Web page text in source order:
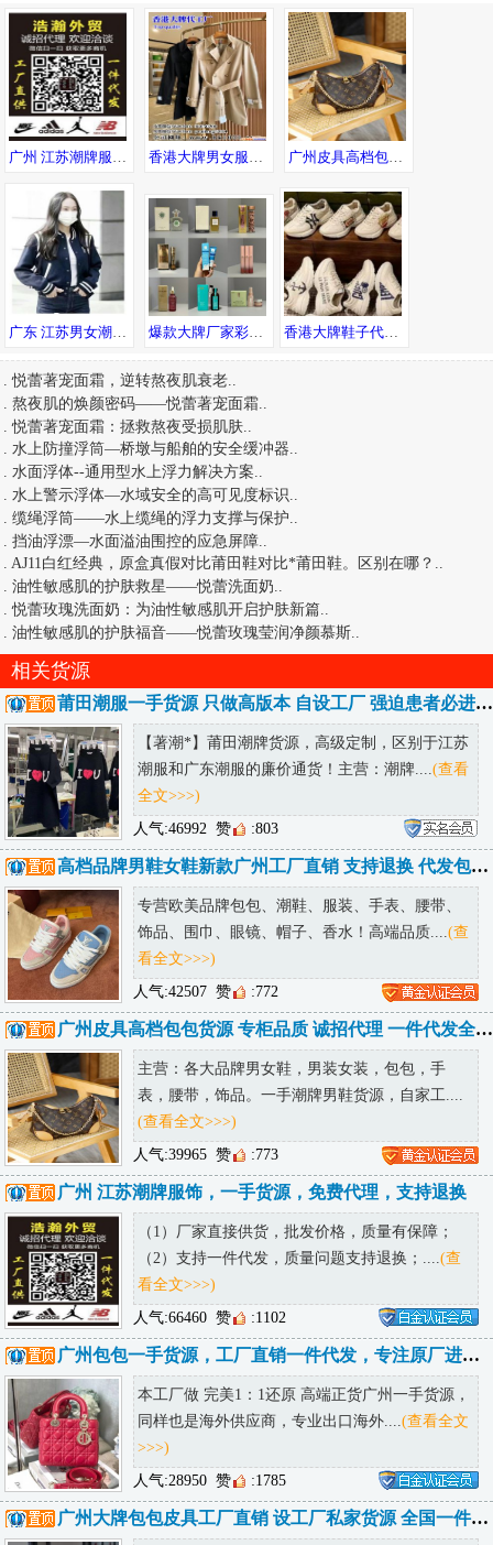
广州 江苏潮牌服饰，一手货源，免费代理，支持退换 香港大牌男女服装代工厂 配专柜包装 欢迎海外代购合作 广州皮具高档包包货源 专柜品质 诚招代理 一件代发全球可达
广东 江苏男女潮牌服饰 工厂直发供货 一手货源 一件代发售后无忧 爆款大牌厂家彩妆护肤品香水口红化妆品仓库一件代发 香港大牌鞋子代工厂 专柜同步更新 支持一件代发
.悦蕾著宠面霜，逆转熬夜肌衰老
.熬夜肌的焕颜密码——悦蕾著宠面霜
.悦蕾著宠面霜：拯救熬夜受损肌肤
.水上防撞浮筒—桥墩与船舶的安全缓冲器..
.水面浮体--通用型水上浮力解决方案..
.水上警示浮体—水域安全的高可见度标识
.缆绳浮筒——水上缆绳的浮力支撑与保护
.挡油浮漂—水面溢油围控的应急屏障
.AJ11白红经典，原盒真假对比莆田鞋对比*莆田鞋。区别在哪？ ..
.油性敏感肌的护肤救星——悦蕾洗面奶..
.悦蕾玫瑰洗面奶：为油性敏感肌开启护肤新篇
.油性敏感肌的护肤福音——悦蕾玫瑰莹润净颜慕斯
相关货源
莆田潮服一手货源 只做高版本 自设工厂 强迫患者必进 低端勿进
【著潮*】莆田潮牌货源，高级定制，区别于江苏
潮服和广东潮服的廉价通货！主营：潮牌.... (查看
全文>>>)
人气:46992 赞 :803
高档品牌男鞋女鞋新款广州工厂直销 支持退换 代发包邮 诚招代理
专营欧美品牌包包、潮鞋、服装、手表、腰带、
饰品、围巾、眼镜、帽子、香水！高端品质.... (查
看全文>>>)
人气:42507 赞 :772
广州皮具高档包包货源 专柜品质 诚招代理 一件代发全球可达
主营：各大品牌男女鞋，男装女装，包包，手
表，腰带，饰品。一手潮牌男鞋货源，自家工....
(查看全文>>>)
人气:39965 赞 :773
广州 江苏潮牌服饰，一手货源，免费代理，支持退换
（1）厂家直接供货，批发价格，质量有保障；
（2）支持一件代发，质量问题支持退换；.... (查
看全文>>>)
人气:66460 赞 :1102
广州包包一手货源，工厂直销一件代发，专注原厂进口皮，全国包邮诚招代理
本工厂做 完美1：1还原 高端正货广州一手货源，
同样也是海外供应商，专业出口海外.... (查看全文
>>>)
人气:28950 赞 :1785
广州大牌包包皮具工厂直销 设工厂私家货源 全国一件代发诚招代理